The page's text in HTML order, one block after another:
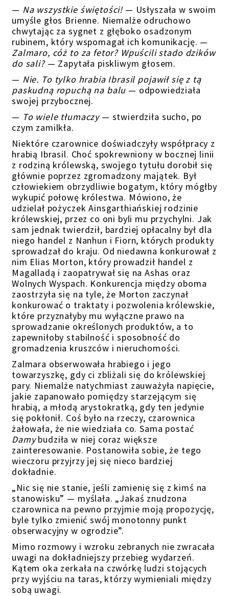
— Na wszystkie świętości! — Usłyszała w swoim
umyśle głos Brienne. Niemalże odruchowo
chwytając za sygnet z głęboko osadzonym
rubinem, który wspomagał ich komunikację. —
Zalmaro, cóż to za fetor? Wpuścili stado dzików
do sali? — Zapytała piskliwym głosem.
— Nie. To tylko hrabia Ibrasil pojawił się z tą
paskudną ropuchą na balu — odpowiedziała
swojej przybocznej.
— To wiele tłumaczy— stwierdziła sucho, po
czym zamilkła.
Niektóre czarownice doświadczyły współpracy z
hrabią Ibrasil. Choć spokrewniony w bocznej linii
z rodziną królewską, swojego tytułu dorobił się
głównie poprzez zgromadzony majątek. Był
człowiekiem obrzydliwie bogatym, który mógłby
wykupić połowę królestwa. Mówiono, że
udzielał pożyczek Ainsgarthiańskiej rodzinie
królewskiej, przez co oni byli mu przychylni. Jak
sam jednak twierdził, bardziej opłacalny był dla
niego handel z Nanhun i Fiorn, których produkty
sprowadzał do kraju. Od niedawna konkurował z
nim Elias Morton, który prowadził handel z
Magalladą i zaopatrywał się na Ashas oraz
Wolnych Wyspach. Konkurencja między oboma
zaostrzyła się na tyle, że Morton zaczynał
konkurować o traktaty i pozwolenia królewskie,
które przyznałyby mu wyłączne prawo na
sprowadzanie określonych produktów, a to
zapewniłoby stabilność i sposobność do
gromadzenia kruszców i nieruchomości.
Zalmara obserwowała hrabiego i jego
towarzyszkę, gdy ci zbliżali się do królewskiej
pary. Niemalże natychmiast zauważyła napięcie,
jakie zapanowało pomiędzy starzejącym się
hrabią, a młodą arystokratką, gdy ten jedynie
się pokłonił. Coś było na rzeczy, czarownica
żałowała, że nie wiedziała co. Sama postać
Damybudziła w niej coraz większe
zainteresowanie. Postanowiła sobie, że tego
wieczoru przyjrzy jej się nieco bardziej
dokładnie.
„Nic się nie stanie, jeśli zamienię się z kimś na
stanowisku” — myślała. „Jakaś znudzona
czarownica na pewno przyjmie moją propozycję,
byle tylko zmienić swój monotonny punkt
obserwacyjny w ogrodzie”.
Mimo rozmowy i wzroku zebranych nie zwracała
uwagi na dokładniejszy przebieg wydarzeń.
Kątem oka zerkała na czwórkę ludzi stojących
przy wyjściu na taras, którzy wymieniali między
sobą uwagi.